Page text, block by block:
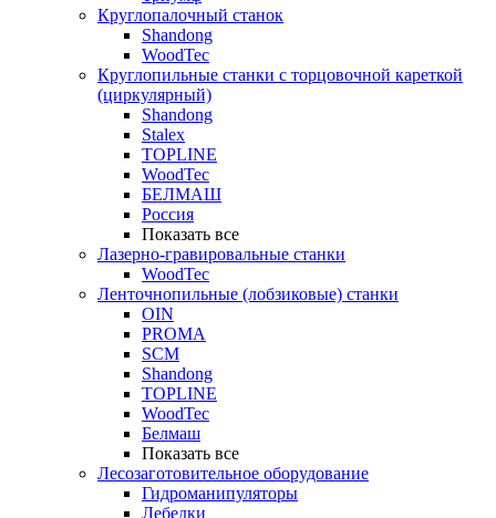
Круглопалочный станок
Shandong
WoodTec
Круглопильные станки с торцовочной кареткой
(циркулярный)
Shandong
Stalex
TOPLINE
WoodTec
БЕЛМАШ
Россия
Показать все
Лазерно-гравировальные станки
WoodTec
Ленточнопильные (лобзиковые) станки
OIN
PROMA
SCM
Shandong
TOPLINE
WoodTec
Белмаш
Показать все
Лесозаготовительное оборудование
Гидроманипуляторы
Лебедки